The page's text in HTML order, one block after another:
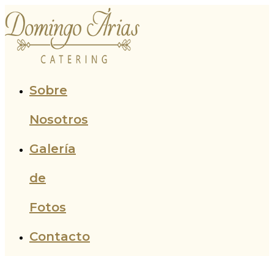
al
contenido
Sobre
Nosotros
Galería
de
Fotos
Contacto